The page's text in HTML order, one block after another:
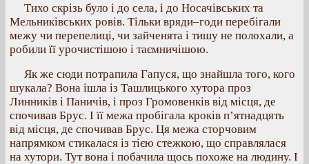
Тихо скрізь було і до села, і до Носачівських та
Мельниківських ровів. Тільки вряди–годи перебігали
межу чи перепелиці, чи зайченята і тишу не полохали, а
робили її урочистішою і таємничішою.
Як же сюди потрапила Гапуся, що знайшла того, кого
шукала? Вона ішла із Ташлицького хутора проз
Линників і Паничів, і проз Громовенків від місця, де
спочивав Брус. І її межа пробігала кроків п’ятнадцять
від місця, де спочивав Брус. Ця межа сторчовим
напрямком стикалася із тією стежкою, що справлялася
на хутори. Тут вона і побачила щось похоже на людину. І